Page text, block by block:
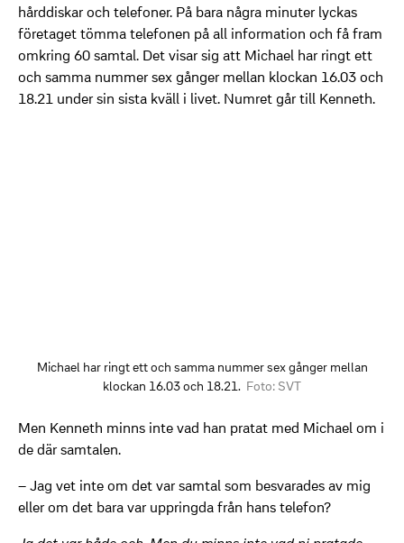
hårddiskar och telefoner. På bara några minuter lyckas
företaget tömma telefonen på all information och få fram
omkring 60 samtal. Det visar sig att Michael har ringt ett
och samma nummer sex gånger mellan klockan 16.03 och
18.21 under sin sista kväll i livet. Numret går till Kenneth.
Michael har ringt ett och samma nummer sex gånger mellan
klockan 16.03 och 18.21. Foto: SVT
Men Kenneth minns inte vad han pratat med Michael om i
de där samtalen.
– Jag vet inte om det var samtal som besvarades av mig
eller om det bara var uppringda från hans telefon?